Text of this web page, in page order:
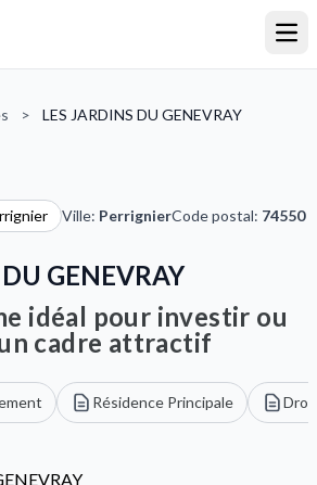
> LES JARDINS DU GENEVRAY
Ville: PerrignierCode postal: 74550
GENEVRAY
idéal pour investir ou
cadre attractif
Résidence Principale